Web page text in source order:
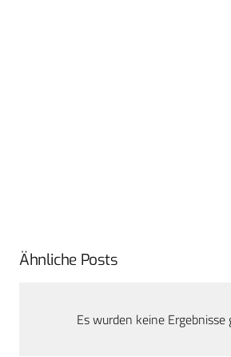
Ähnliche Posts
Es wurden keine Ergebnisse